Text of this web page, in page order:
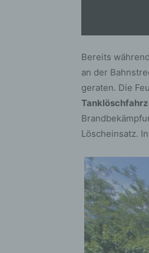
Bereits
an der
geraten. Die
Löscheinsatz.